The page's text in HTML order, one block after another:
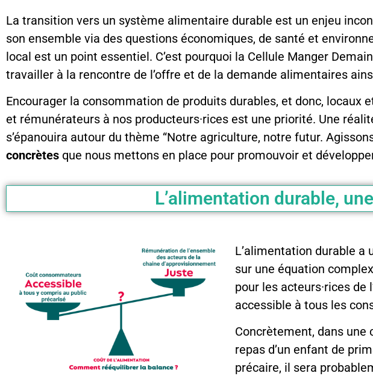
La transition vers un système alimentaire durable est un enjeu
son ensemble via des questions économiques, de santé et
local est un point essentiel. C’est pourquoi la Cellule Manger
travailler à la rencontre de l’offre et de la demande alimentaires
Encourager la consommation de produits durables, et donc, locaux
et rémunérateurs à nos producteurs·rices est une priorité. Une
s’épanouira autour du thème “Notre agriculture, notre futur.
concrètes que nous mettons en place pour promouvoir et
L’alimentation durable,
L’alimentation durable a
sur une équation
pour les acteurs·rices
accessible à tous les
Concrètement, dans une
repas d’un enfant de
précaire, il sera